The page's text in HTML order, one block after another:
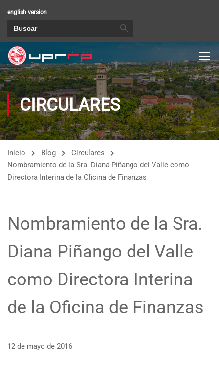
english version
CIRCULARES
Inicio Blog
Circulares
Nombramiento de la Sra. Diana Piñango del Valle como
Directora Interina de la Oficina de Finanzas
Nombramiento de la Sra.
Diana Piñango del Valle
como Directora Interina
de la Oficina de Finanzas
12 de mayo de 2016